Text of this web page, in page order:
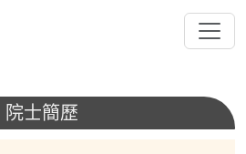
院士簡歷